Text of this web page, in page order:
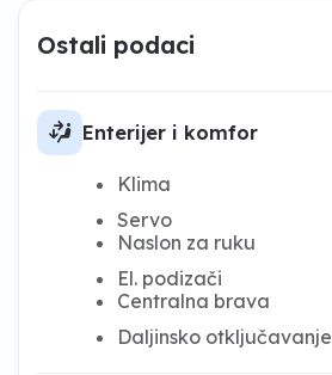
Ostali podaci
car_fan_mid_low_right Enterijer i komfor
Klima
Servo
Naslon za ruku
El. podizači
Centralna brava
Daljinsko otključavanje